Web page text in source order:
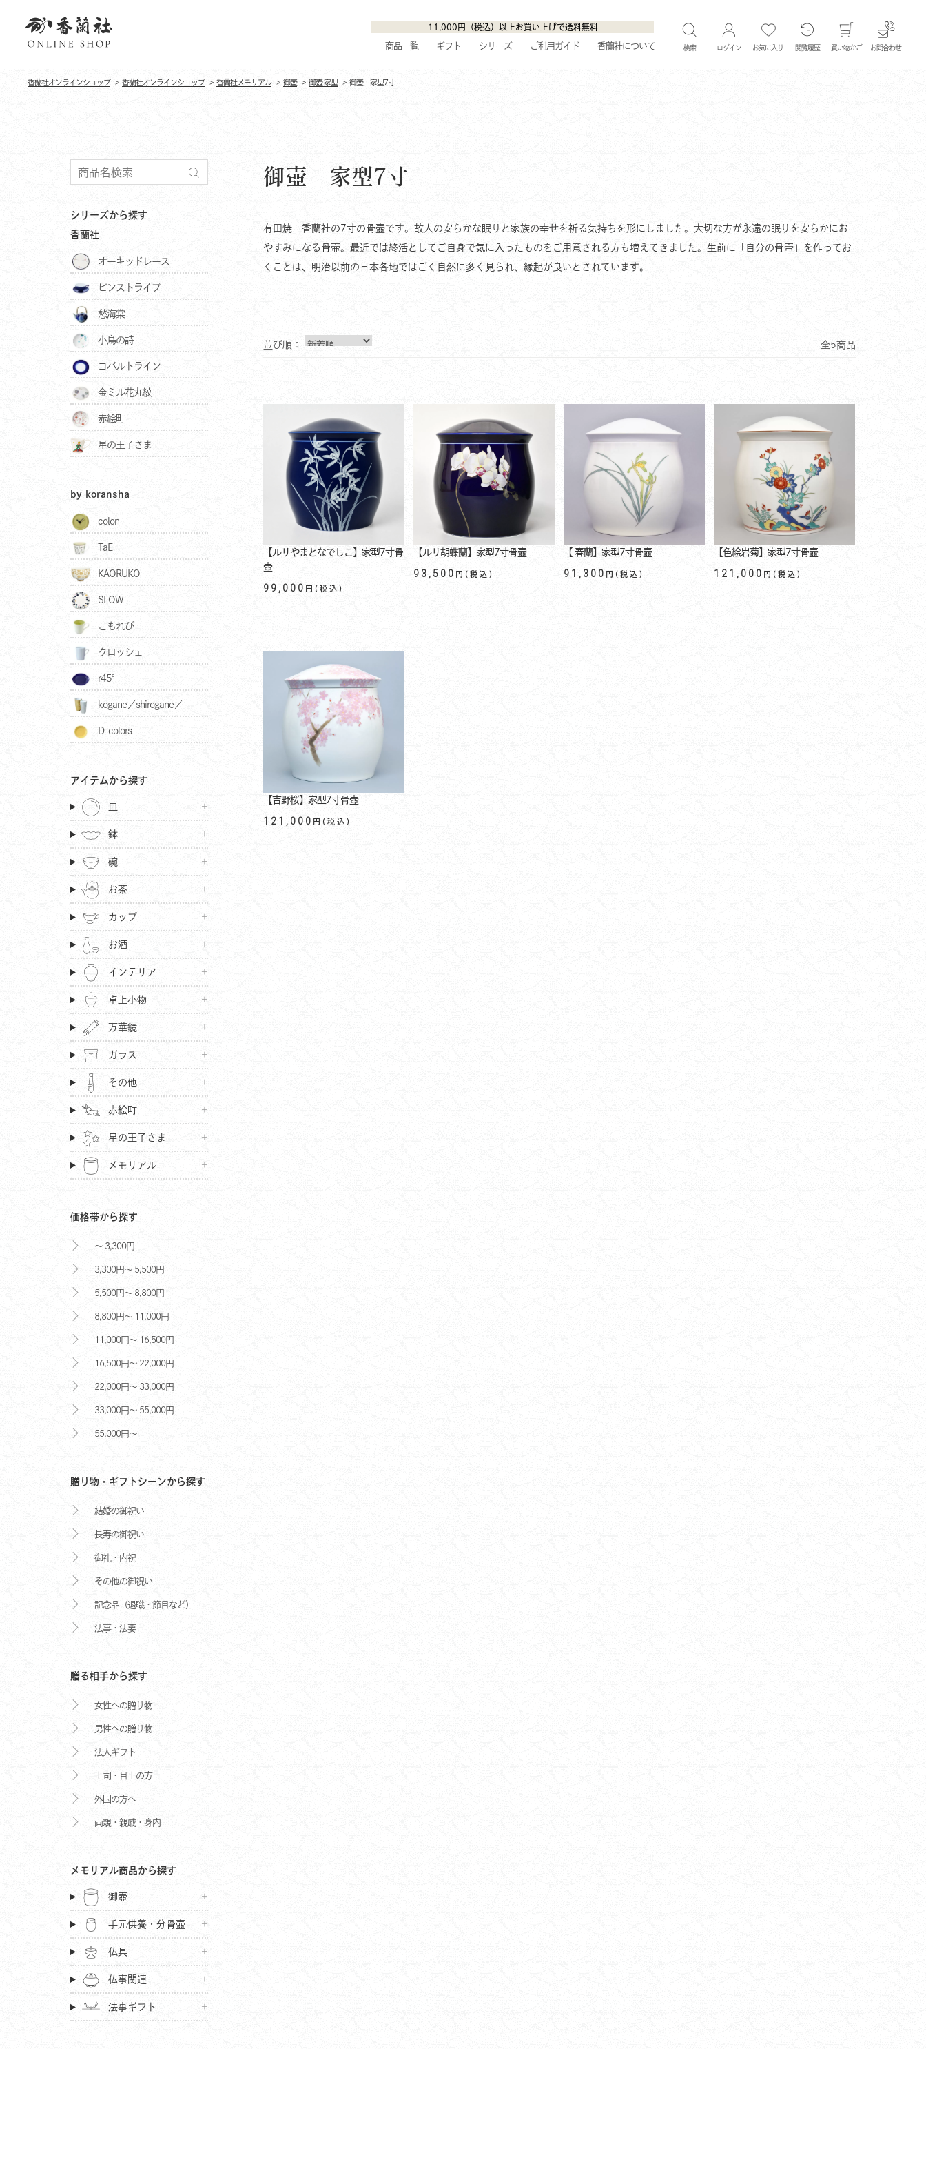
11,000円（税込）以上お買い上げで送料無料
商品一覧 ギフト シリーズ ご利用ガイド 香蘭社について 検索 ログイン お気に入り 閲覧履歴 買い物かご お問合わせ
香蘭社オンラインショップ 香蘭社オンラインショップ 香蘭社メモリアル 御壺 御壺 家型 御壺 家型7寸
御壺 家型7寸
有田焼 香蘭社の7寸の骨壺です。故人の安らかな眠りと家族の幸せを祈る気持ちを形にしました。大切な方が永遠の眠りを安らかにお
やすみになる骨壷。最近では終活としてご自身で気に入ったものをご用意される方も増えてきました。生前に「自分の骨壷」を作ってお
くことは、明治以前の日本各地ではごく自然に多く見られ、縁起が良いとされています。
並び順： 全5商品
【ルリやまとなでしこ】家型7寸骨
壺
99,000 円(税込)
【ルリ胡蝶蘭】家型7寸骨壺
93,500 円(税込)
【 春蘭】家型7寸骨壺
91,300 円(税込)
【色絵岩菊】家型7寸骨壺
121,000 円(税込)
【吉野桜】家型7寸骨壺
121,000 円(税込)
シリーズから探す
香蘭社
オーキッドレース
ピンストライプ
愁海棠
小鳥の詩
コバルトライン
金ミル花丸紋
赤絵町
星の王子さま
by koransha
colon
TaE
KAORUKO
SLOW
こもれび
クロッシェ
r45°
kogane／shirogane／
akaganeD-colors
アイテムから探す
皿
鉢
碗
お茶
カップ
お酒
インテリア
卓上小物
万華鏡
ガラス
その他
赤絵町
星の王子さま
メモリアル
価格帯から探す
～ 3,300円
3,300円～ 5,500円
5,500円～ 8,800円
8,800円～ 11,000円
11,000円～ 16,500円
16,500円～ 22,000円
22,000円～ 33,000円
33,000円～ 55,000円
55,000円～
贈り物・ギフトシーンから探す
結婚の御祝い
長寿の御祝い
御礼・内祝
その他の御祝い
記念品（退職・節目など）
法事・法要
贈る相手から探す
女性への贈り物
男性への贈り物
法人ギフト
上司・目上の方
外国の方へ
両親・親戚・身内
メモリアル商品から探す
御壺
手元供養・分骨壺
仏具
仏事関連
法事ギフト